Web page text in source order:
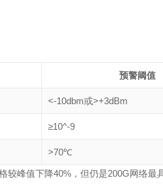
预警阈值
<-10dbm或>+3dBm
≥10^-9
>70℃
较峰值下降40%，但仍是200G网络